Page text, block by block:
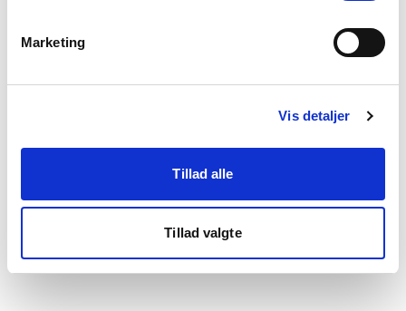
Marketing
Vis detaljer
Tillad alle
Tillad valgte